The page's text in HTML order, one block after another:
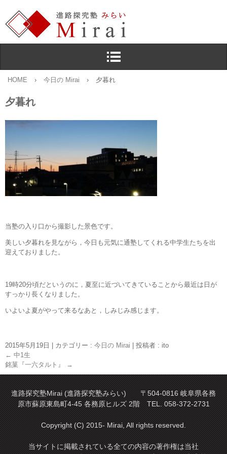
HOME › 今日の Mirai › 夕暮れ
夕暮れ
当塾の入り口から撮影した景色です。
美しい夕暮れを見ながら，今日も元気に通塾してくれる中学生たちを出
迎えておりました。
19時20分頃だというのに，夏至に近づいてきていることから最近は日が
すっかり長くなりました。
いよいよ夏がやって来るなあと，しみじみ感じます。
2015年5月19日 カテゴリー : 今日の Mirai
投稿者 : ito
← 中1生
銘菓『一六タルト』
→
進路探究塾Mirai (進路探究塾みらい) 〒504-0816 岐阜県各務
原市蘇原東島町4-45 各務原ヒルズ 2階 TEL. 058-372-2731
Copyright (C) 2015- Mirai, All rights reserved.
当サイトに掲載されている全ての内容の著作権は当社